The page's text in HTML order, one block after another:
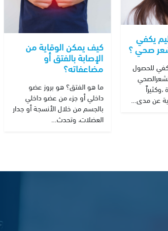
يكفي
صحي ؟
للحصول
عن مدى…
كيف يمكن الوقاية من
الإصابة بالفتق أو
مضاعفاته؟
ما هو الفتق؟ هو بروز عضو
داخلي أو جزء من عضو داخلي
بالجسم من خلال الأنسجة أو جدار
العضلات، وتحدث…